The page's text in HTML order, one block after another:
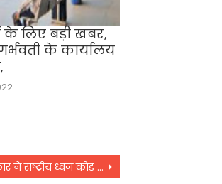
के ल‍िए बड़ी खबर,
के कार्यालय
सरकार ने राष्ट्रीय ध्वज कोड में किया बदलाव, अब दिन और रात दोनों ही समय फहराया जा सकता है तिरंगा